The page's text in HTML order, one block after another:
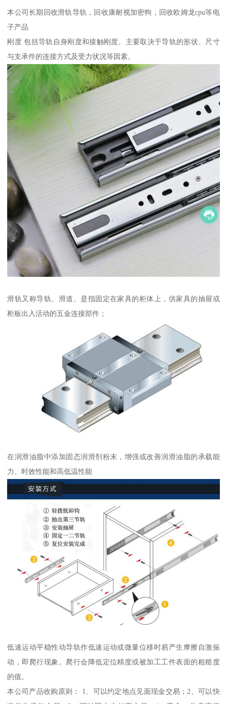
本公司长期回收滑轨导轨，回收康耐视加密狗，回收欧姆龙cpu等电
子产品
刚度 包括导轨自身刚度和接触刚度。主要取决于导轨的形状、尺寸
与支承件的连接方式及受力状况等因素。
滑轨又称导轨、滑道、是指固定在家具的柜体上，供家具的抽屉或
柜板出入活动的五金连接部件；
在润滑油脂中添加固态润滑剂粉末，增强或改善润滑油脂的承载能
力、时效性能和高低温性能
低速运动平稳性动导轨作低速运动或微量位移时易产生摩擦自激振
动，即爬行现象。爬行会降低定位精度或被加工工件表面的粗糙度
的值。
本公司产品收购原则： 1、可以约定地点见面现金交易；2、可以快